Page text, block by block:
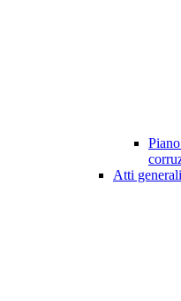
Atti generali